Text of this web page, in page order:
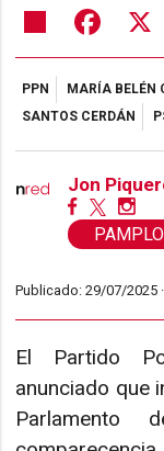
Share
PPN MARÍA BELÉN
SANTOS CERDÁN
Jon
Publicado: 29/07/2025 ·
El Partido
anunciado que